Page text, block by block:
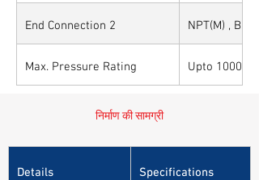
End Connection 2 NPT(M) ,
Max. Pressure Rating Upto
निर्माण की सामग्री
Details Specifications